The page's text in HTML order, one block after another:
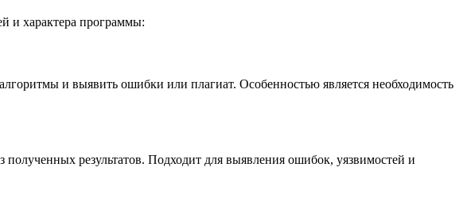
и характера программы:
и выявить ошибки или плагиат. Особенностью является необходимость
результатов. Подходит для выявления ошибок, уязвимостей и